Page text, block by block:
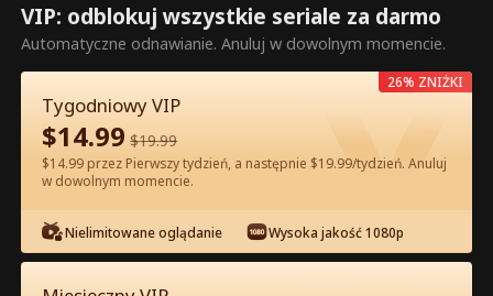
To są płatne odcinki. Odblokuj,
aby oglądać.
60
VIP: odblokuj wszystkie seriale za darmo
Automatyczne odnawianie. Anuluj w dowolnym momencie.
Tygodniowy VIP
$14.99 $19.99
$14.99 przez Pierwszy tydzień, a następnie $19.99/tydzień. Anuluj
w dowolnym momencie.
Nielimitowane oglądanie Wysoka jakość 1080p
26% ZNIŻKI